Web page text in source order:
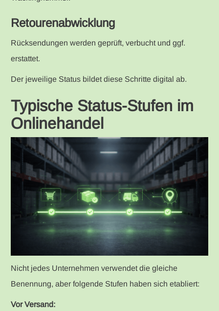
Retourenabwicklung
Rücksendungen werden geprüft, verbucht und ggf.
erstattet.
Der jeweilige Status bildet diese Schritte digital ab.
Typische Status-Stufen im
Onlinehandel
Nicht jedes Unternehmen verwendet die gleiche
Benennung, aber folgende Stufen haben sich etabliert:
Vor Versand: